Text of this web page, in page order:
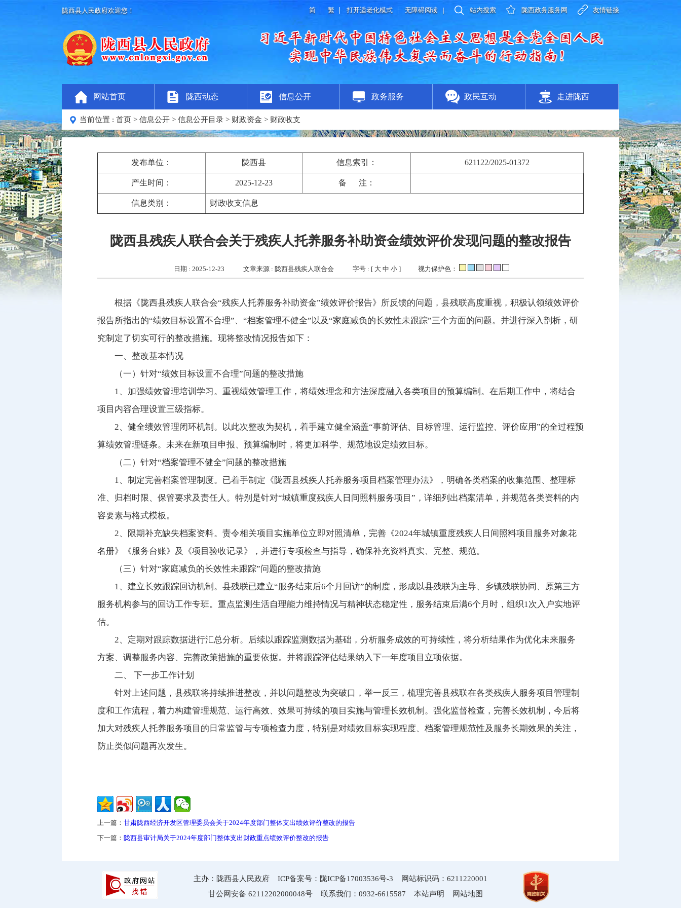
陇西县人民政府欢迎您！ 友情链接
陇西政务服务网
站内搜索
无障碍阅读 |
打开适老化模式
繁
简
网站首页 陇西动态 信息公开 政务服务 政民互动 走进陇西
当前位置 : 首页 > 信息公开 > 信息公开目录 > 财政资金 > 财政收支
发布单位： 陇西县 信息索引： 621122/2025-01372
产生时间： 2025-12-23 备 注：
信息类别： 财政收支信息
陇西县残疾人联合会关于残疾人托养服务补助资金绩效评价发现问题的整改报告
日期 : 2025-12-23 文章来源 : 陇西县残疾人联合会 字号 : [ 大 中 小] 视力保护色：
根据《陇西县残疾人联合会“残疾人托养服务补助资金”绩效评价报告》所反馈的问题，县残联高度重视，积极认领绩效评价
报告所指出的“绩效目标设置不合理”、“档案管理不健全”以及“家庭减负的长效性未跟踪”三个方面的问题。并进行深入剖析，研
究制定了切实可行的整改措施。现将整改情况报告如下：
一、整改基本情况
（一）针对“绩效目标设置不合理”问题的整改措施
1、加强绩效管理培训学习。重视绩效管理工作，将绩效理念和方法深度融入各类项目的预算编制。在后期工作中，将结合
项目内容合理设置三级指标。
2、健全绩效管理闭环机制。以此次整改为契机，着手建立健全涵盖“事前评估、目标管理、运行监控、评价应用”的全过程预
算绩效管理链条。未来在新项目申报、预算编制时，将更加科学、规范地设定绩效目标。
（二）针对“档案管理不健全”问题的整改措施
1、制定完善档案管理制度。已着手制定《陇西县残疾人托养服务项目档案管理办法》，明确各类档案的收集范围、整理标
准、归档时限、保管要求及责任人。特别是针对“城镇重度残疾人日间照料服务项目”，详细列出档案清单，并规范各类资料的内
容要素与格式模板。
2、限期补充缺失档案资料。责令相关项目实施单位立即对照清单，完善《2024年城镇重度残疾人日间照料项目服务对象花
名册》《服务台账》及《项目验收记录》，并进行专项检查与指导，确保补充资料真实、完整、规范。
（三）针对“家庭减负的长效性未跟踪”问题的整改措施
1、建立长效跟踪回访机制。县残联已建立“服务结束后6个月回访”的制度，形成以县残联为主导、乡镇残联协同、原第三方
服务机构参与的回访工作专班。重点监测生活自理能力维持情况与精神状态稳定性，服务结束后满6个月时，组织1次入户实地评
估。
2、定期对跟踪数据进行汇总分析。后续以跟踪监测数据为基础，分析服务成效的可持续性，将分析结果作为优化未来服务
方案、调整服务内容、完善政策措施的重要依据。并将跟踪评估结果纳入下一年度项目立项依据。
二、 下一步工作计划
针对上述问题，县残联将持续推进整改，并以问题整改为突破口，举一反三，梳理完善县残联在各类残疾人服务项目管理制
度和工作流程，着力构建管理规范、运行高效、效果可持续的项目实施与管理长效机制。强化监督检查，完善长效机制，今后将
加大对残疾人托养服务项目的日常监管与专项检查力度，特别是对绩效目标实现程度、档案管理规范性及服务长期效果的关注，
防止类似问题再次发生。
上一篇： 甘肃陇西经济开发区管理委员会关于2024年度部门整体支出绩效评价整改的报告
下一篇： 陇西县审计局关于2024年度部门整体支出财政重点绩效评价整改的报告
主办：陇西县人民政府 ICP备案号：陇ICP备17003536号-3 网站标识码：6211220001
甘公网安备 62112202000048号 联系我们：0932-6615587 本站声明 网站地图